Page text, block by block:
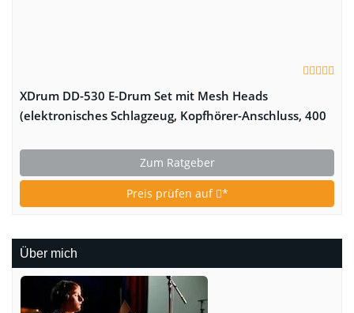
XDrum DD-530 E-Drum Set mit Mesh Heads
(elektronisches Schlagzeug, Kopfhörer-Anschluss, 400
Zum Ratgeber
Preis prüfen auf *
Über mich